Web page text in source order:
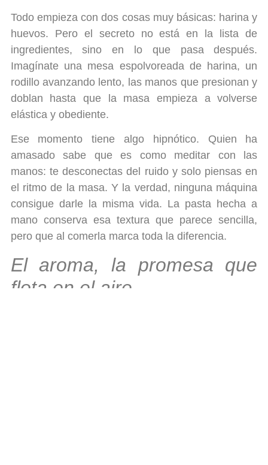
Todo empieza con dos cosas muy básicas: harina y
huevos. Pero el secreto no está en la lista de
ingredientes, sino en lo que pasa después.
Imagínate una mesa espolvoreada de harina, un
rodillo avanzando lento, las manos que presionan y
doblan hasta que la masa empieza a volverse
elástica y obediente.
Ese momento tiene algo hipnótico. Quien ha
amasado sabe que es como meditar con las
manos: te desconectas del ruido y solo piensas en
el ritmo de la masa. Y la verdad, ninguna máquina
consigue darle la misma vida. La pasta hecha a
mano conserva esa textura que parece sencilla,
pero que al comerla marca toda la diferencia.
El aroma, la promesa que
flota en el aire